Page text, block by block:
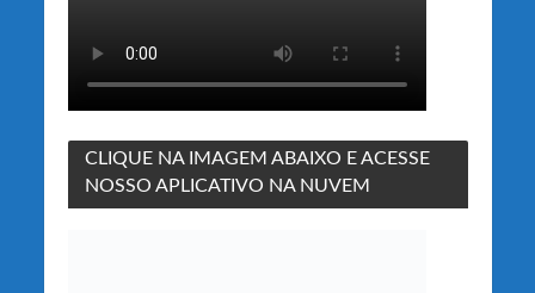
CLIQUE NA IMAGEM ABAIXO E ACESSE
NOSSO APLICATIVO NA NUVEM